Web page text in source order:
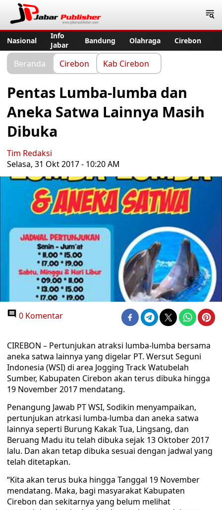
Nasional
Info
Jabar
Bandung Olahraga Cirebon
Beranda Cirebon Kab Cirebon
Pentas Lumba-lumba dan
Aneka Satwa Lainnya Masih
Dibuka
Tim Redaksi
Selasa, 31 Okt 2017 - 10:20 AM
0 Komentar
CIREBON – Pertunjukan atraksi lumba-lumba bersama
aneka satwa lainnya yang digelar PT. Wersut Seguni
Indonesia (WSI) di area Jogging Track Watubelah
Sumber, Kabupaten Cirebon akan terus dibuka hingga
19 November 2017 mendatang.
Penangung Jawab PT WSI, Sodikin menyampaikan,
pertunjukan atrkasi lumba-lumba dan aneka satwa
lainnya seperti Burung Kakak Tua, Lingsang, dan
Beruang Madu itu telah dibuka sejak 13 Oktober 2017
lalu. Dan akan tetap dibuka sesuai dengan jadwal yang
telah ditetapkan.
“Kita akan terus buka hingga Tanggal 19 November
mendatang. Maka, bagi masyarakat Kabupaten
Cirebon dan sekitarnya yang belum melihat